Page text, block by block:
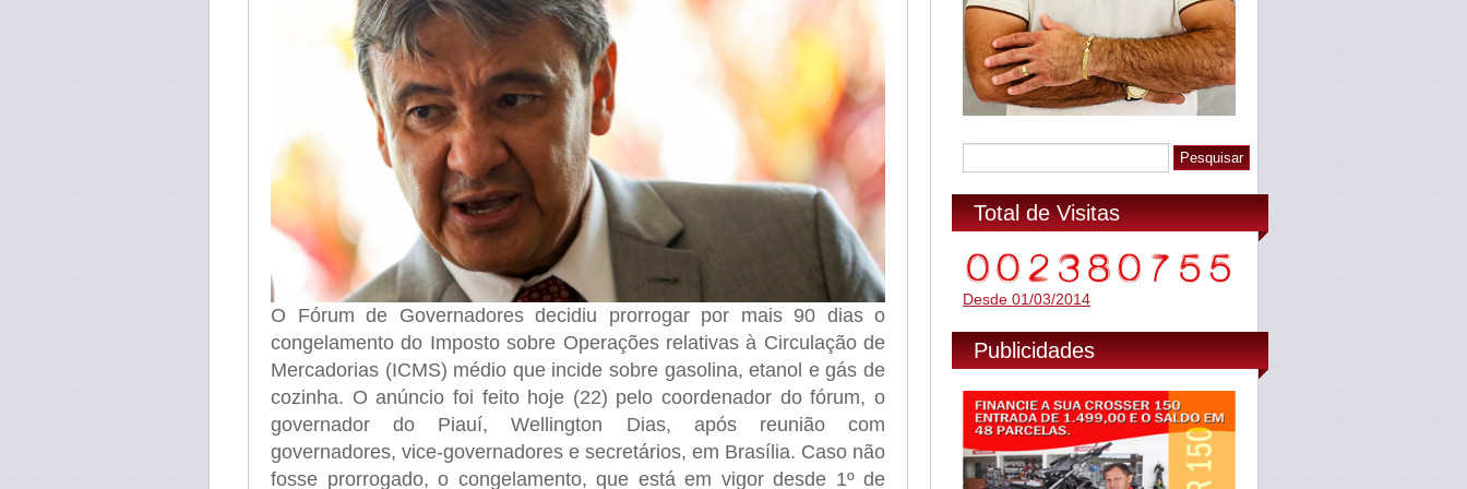
O Fórum de Governadores decidiu prorrogar por mais 90 dias o
congelamento do Imposto sobre Operações relativas à Circulação de
Mercadorias (ICMS) médio que incide sobre gasolina, etanol e gás de
cozinha. O anúncio foi feito hoje (22) pelo coordenador do fórum, o
governador do Piauí, Wellington Dias, após reunião com
governadores, vice-governadores e secretários, em Brasília. Caso não
fosse prorrogado, o congelamento, que está em vigor desde 1º de
Total de Visitas
Desde 01/03/2014
Publicidades